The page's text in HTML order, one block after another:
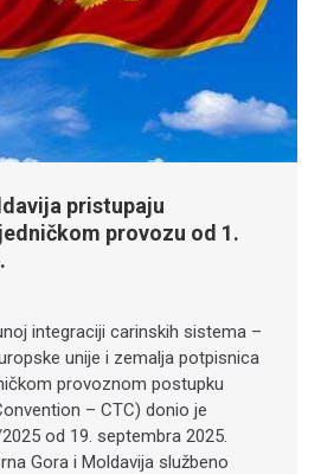
pristupaju
provozu od 1.
integraciji carinskih sistema –
unije i zemalja potpisnica
provoznom postupku
– CTC) donio je
od 19. septembra 2025.
Gora i Moldavija službeno